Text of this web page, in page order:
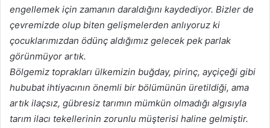
engellemek için zamanın daraldığını kaydediyor. Bizler de
çevremizde olup biten gelişmelerden anlıyoruz ki
çocuklarımızdan ödünç aldığımız gelecek pek parlak
görünmüyor artık.
Bölgemiz toprakları ülkemizin buğday, pirinç, ayçiçeği gibi
hububat ihtiyacının önemli bir bölümünün üretildiği, ama
artık ilaçsız, gübresiz tarımın mümkün olmadığı algısıyla
tarım ilacı tekellerinin zorunlu müşterisi haline gelmiştir.